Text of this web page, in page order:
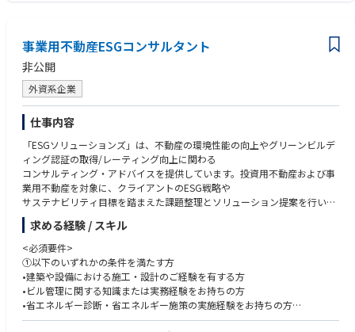
カンファレンス費用や書籍購入費用の補助
リファクタリングや技術的負債解消への取り組み
生成AIツールの積極的な導入／活用（Claude, Cursor, Codex, Gemini, Co
pilot など）
技術ブログの執筆（Zenn：https://zenn.dev/p/gatechnologies ）
事業用不動産ESGコンサルタント
非公開
外資系企業
仕事内容
「ESGソリューションズ」は、不動産の環境性能の向上やグリーンビルデ
ィング認証の取得/レーティング向上に関わる
コンサルティング・アドバイスを提供しています。投資用不動産および事
業用不動産を対象に、クライアントのESG戦略や
サステナビリティ目標を踏まえた課題整理とソリューション提案を行い、
不動産価値の向上を支援します。
また、当社の各サービスラインと連携し、クライアントが抱える課題/戦
略に対して実効性の高いアドバイスを提供します。
さらに、グローバルに展開するネットワークを活用し、海外拠点のサステ
ナビリティチームと協働することで、国内外で一貫した
高品質なサービスを提供しています。
本ポジションでは、主としてESGデューデリジェンス業務を担当し、リス
求める経験 / スキル
<必須要件>
①以下のいずれかの条件を満たす方
•建築や設備における施工・設計のご経験を有する方
•ビル管理に関する知識または実務経験をお持ちの方
•省エネルギー診断・省エネルギー施策の実施経験をお持ちの方
•省エネ法定期報告の実務経験をお持ちの方